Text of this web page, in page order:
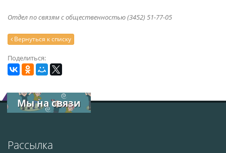
Отдел по связям с общественностью (3452) 51-77-05
Вернуться к списку
Поделиться:
Мы на связи
Рассылка